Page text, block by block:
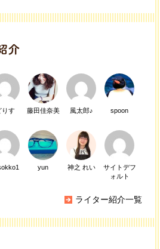
りす 藤田佳奈美 風太郎♪ spoon
yun 神之 れい
サイトデフ
ォルト
ライター紹介一覧